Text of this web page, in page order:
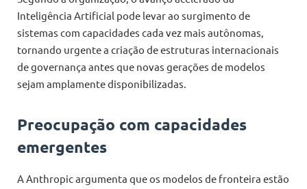
Inteligência Artificial pode levar ao surgimento de
sistemas com capacidades cada vez mais autônomas,
tornando urgente a criação de estruturas internacionais
de governança antes que novas gerações de modelos
sejam amplamente disponibilizadas.
Preocupação com capacidades
emergentes
A Anthropic argumenta que os modelos de fronteira estão